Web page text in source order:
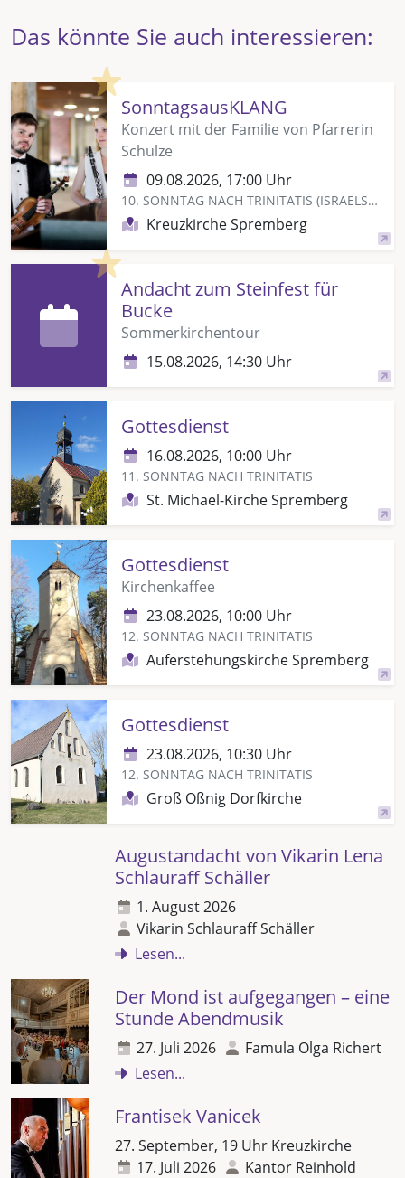
Das könnte Sie auch interessieren:
Highlight
SonntagsausKLANG
Konzert mit der Familie von Pfarrerin
Schulze
09.08.2026, 17:00 Uhr
10. SONNTAG NACH TRINITATIS (ISRAELSONNTAG)
Kreuzkirche Spremberg
Highlight
Andacht zum Steinfest für
Bucke
Sommerkirchentour
15.08.2026, 14:30 Uhr
Gottesdienst
16.08.2026, 10:00 Uhr
11. SONNTAG NACH TRINITATIS
St. Michael-Kirche Spremberg
Gottesdienst
Kirchenkaffee
23.08.2026, 10:00 Uhr
12. SONNTAG NACH TRINITATIS
Auferstehungskirche Spremberg
Gottesdienst
23.08.2026, 10:30 Uhr
12. SONNTAG NACH TRINITATIS
Groß Oßnig Dorfkirche
Augustandacht von Vikarin Lena
Schlauraff Schäller
1. August 2026
Vikarin Schlauraff Schäller
Lesen...
Der Mond ist aufgegangen – eine
Stunde Abendmusik
27. Juli 2026
Famula Olga Richert
Lesen...
Frantisek Vanicek
27. September, 19 Uhr Kreuzkirche
17. Juli 2026
Kantor Reinhold